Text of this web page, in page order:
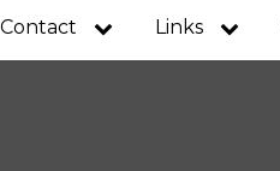
Contact Links